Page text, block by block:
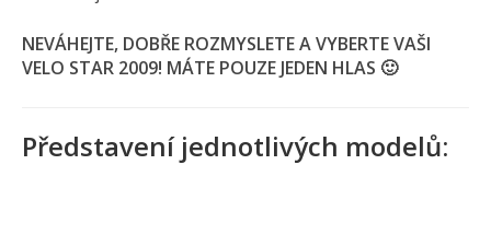
NEVÁHEJTE, DOBŘE ROZMYSLETE A VYBERTE VAŠI
VELO STAR 2009! MÁTE POUZE JEDEN HLAS 🙂
Představení jednotlivých modelů: